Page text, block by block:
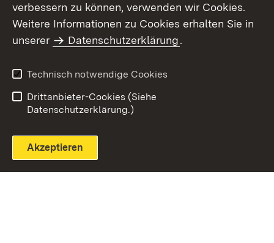
Themenübersicht
verbessern zu können, verwenden wir Cookies.
Weitere Informationen zu Cookies erhalten Sie in
unserer
Datenschutzerklärung.
Technisch notwendige Cookies
Drittanbieter-Cookies (Siehe
Datenschutzerklärung.)
Akzeptieren